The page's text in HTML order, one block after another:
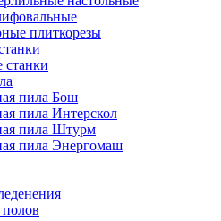
плиткорезы
станки
пила Бош
пила Интерскол
пила Штурм
пила Энергомаш